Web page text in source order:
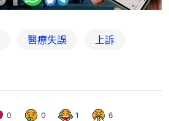
醫療失誤 上訴
0 0 1 6